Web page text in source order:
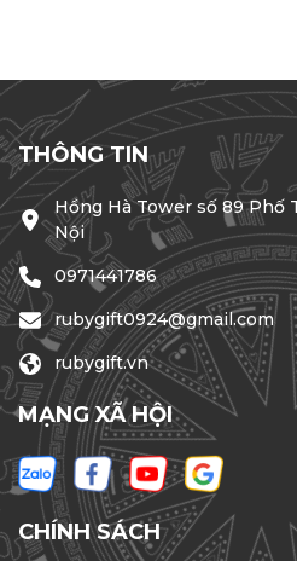
quảng cáo dễ bị lãng quên,
là người bạn...
THÔNG TIN
Hồng Hà Tower số 89 Phố
Nội
0971441786
rubygift0924@gmail.com
rubygift.vn
MẠNG XÃ HỘI
CHÍNH SÁCH